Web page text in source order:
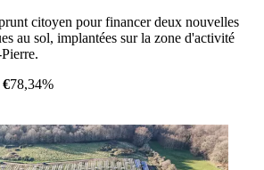
citoyen pour financer deux nouvelles
au sol, implantées sur la zone d'activité
€78,34%